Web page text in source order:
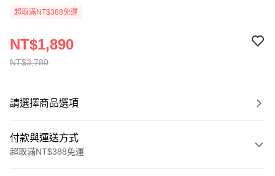
超取滿NT$388免運
NT$3,780
NT$1,890
請選擇商品選項
付款與運送方式
超取滿NT$388免運